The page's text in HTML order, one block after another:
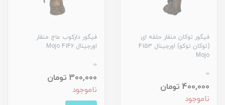
فیگور توکان منقار حلقه ای
(توکان توکو) اورجینال 4153
Mojo
0
400,000 تومان
ناموجود
فیگور دارکوب عاج منقار
اورجینال 4146 Mojo
0
300,000 تومان
ناموجود